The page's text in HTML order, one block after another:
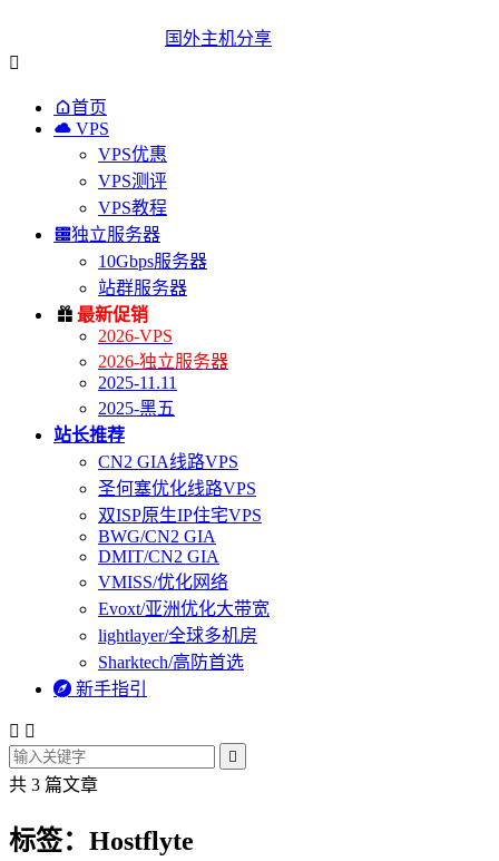
国外主机分享

首页
 VPS
VPS优惠
VPS测评
VPS教程
独立服务器
10Gbps服务器
站群服务器
 最新促销
2026-VPS
2026-独立服务器
2025-11.11
2025-黑五
站长推荐
CN2 GIA线路VPS
圣何塞优化线路VPS
双ISP原生IP住宅VPS
BWG/CN2 GIA
DMIT/CN2 GIA
VMISS/优化网络
Evoxt/亚洲优化大带宽
lightlayer/全球多机房
Sharktech/高防首选
 新手指引
 

共 3 篇文章
标签：Hostflyte